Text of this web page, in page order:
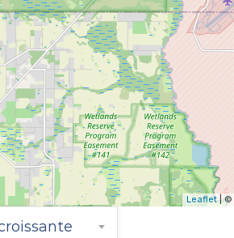
Leaflet| ©